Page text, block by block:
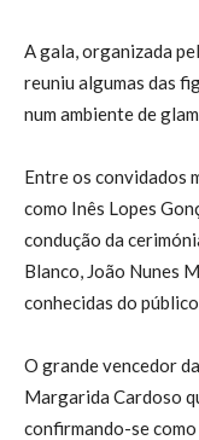
A gala, organizada
reuniu algumas das
num ambiente de
Entre os convidados
como Inês Lopes
condução da
Blanco, João Nunes
conhecidas do
O grande vencedor
Margarida Cardoso
confirmando-se